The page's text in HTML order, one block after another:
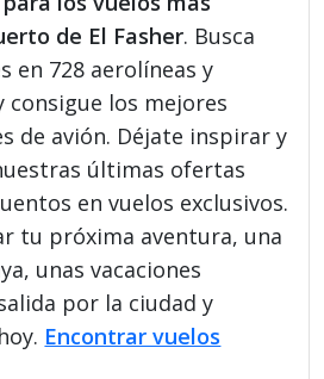
de El Fasher. Busca
en 728 aerolíneas y
consigue los mejores
de avión. Déjate inspirar y
últimas ofertas
en vuelos exclusivos.
tu próxima aventura, una
unas vacaciones
por la ciudad y
Encontrar vuelos